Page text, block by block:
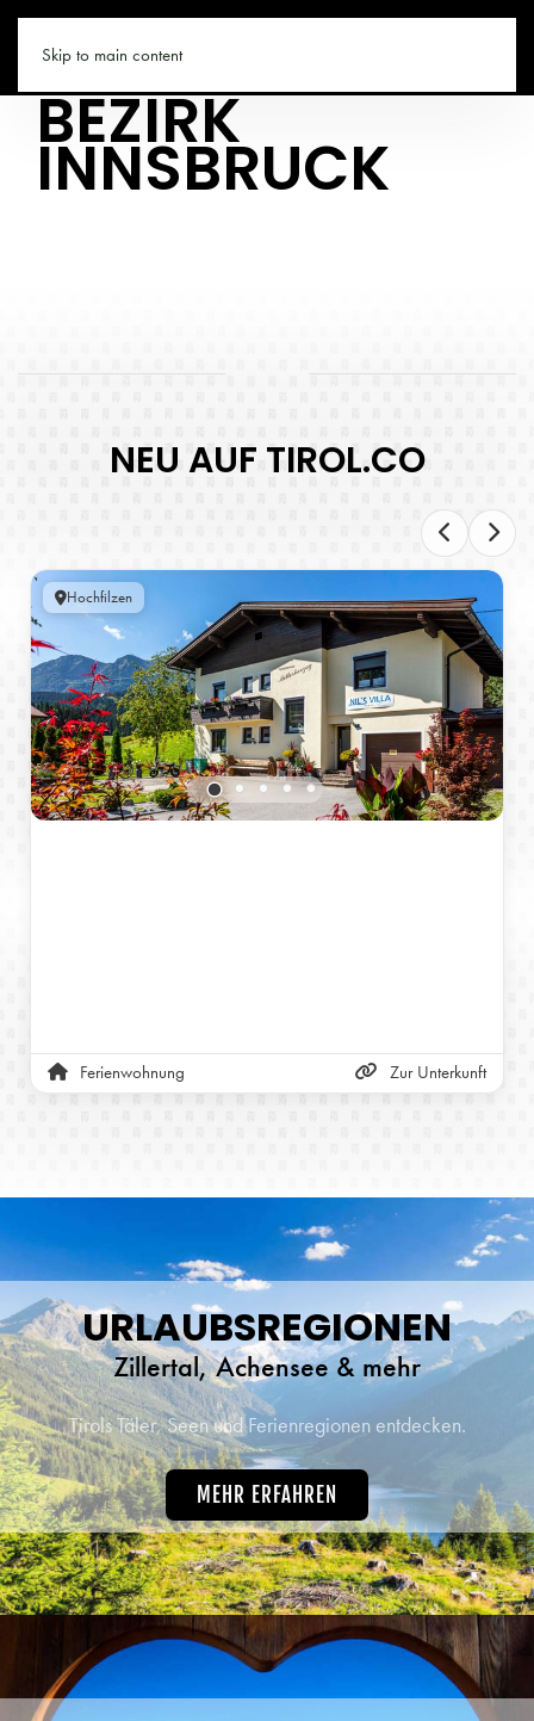
Skip to main content
TIROL.CO
BEZIRK
INNSBRUCK
NEU AUF TIROL.CO
Hochfilzen
Ferienwohnung Zur Unterkunft
URLAUBSREGIONEN
Zillertal, Achensee & mehr
Tirols Täler, Seen und Ferienregionen entdecken.
MEHR ERFAHREN